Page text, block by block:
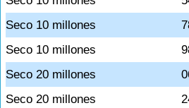
Seco 10 millones
Seco 10 millones
Seco 20 millones
Seco 20 millones